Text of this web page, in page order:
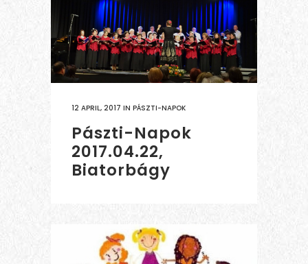
12 APRIL, 2017 IN PÁSZTI-NAPOK
Pászti-Napok
2017.04.22,
Biatorbágy